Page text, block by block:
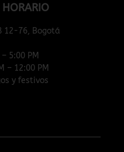
HORARIO
12-76, Bogotá
5:00 PM
– 12:00 PM
y festivos